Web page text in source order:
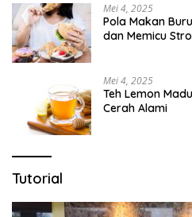
Mei 4, 2025
Pola Makan
dan Memicu
Mei 4, 2025
Teh Lemon
Cerah Alami
Tutorial